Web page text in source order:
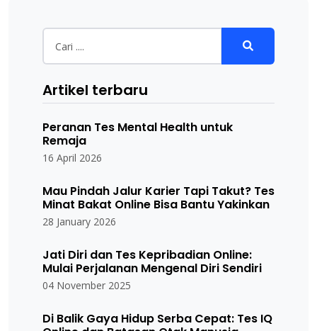
Artikel terbaru
Peranan Tes Mental Health untuk
Remaja
16 April 2026
Mau Pindah Jalur Karier Tapi Takut? Tes
Minat Bakat Online Bisa Bantu Yakinkan
28 January 2026
Jati Diri dan Tes Kepribadian Online:
Mulai Perjalanan Mengenal Diri Sendiri
04 November 2025
Di Balik Gaya Hidup Serba Cepat: Tes IQ